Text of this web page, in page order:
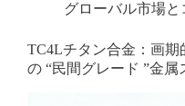
グローバル市場
TC4Lチタン合金：画期
の “民間グレード ”金